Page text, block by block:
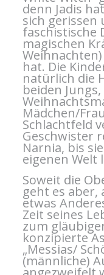
denn Jadis
sich gerissen
faschistische
magischen
hat. Die
natürlich die
beiden
Mädchen/
Schlachtfeld
Geschwister
Narnia, bis
eigenen Welt
Soweit die
geht es aber,
etwas
Zeit seines
zum
konzipierte
„Messias/
(männliche)